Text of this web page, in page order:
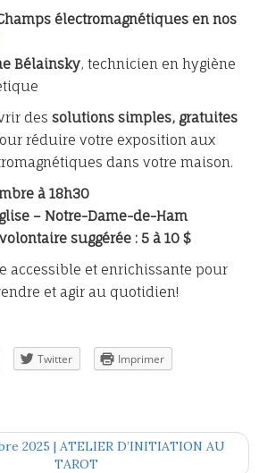
électromagnétiques en nos
Bélainsky, technicien en hygiène
des solutions simples, gratuites
réduire votre exposition aux
dans votre maison.
à 18h30
– Notre-Dame-de-Ham
suggérée : 5 à 10 $
accessible et enrichissante pour
et agir au quotidien!
Twitter Imprimer
2025 | ATELIER D’INITIATION AU
TAROT